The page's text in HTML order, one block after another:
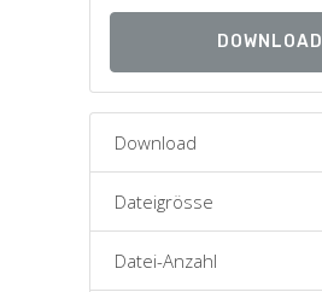
DOWNLOAD
Download
Dateigrösse
Datei-Anzahl